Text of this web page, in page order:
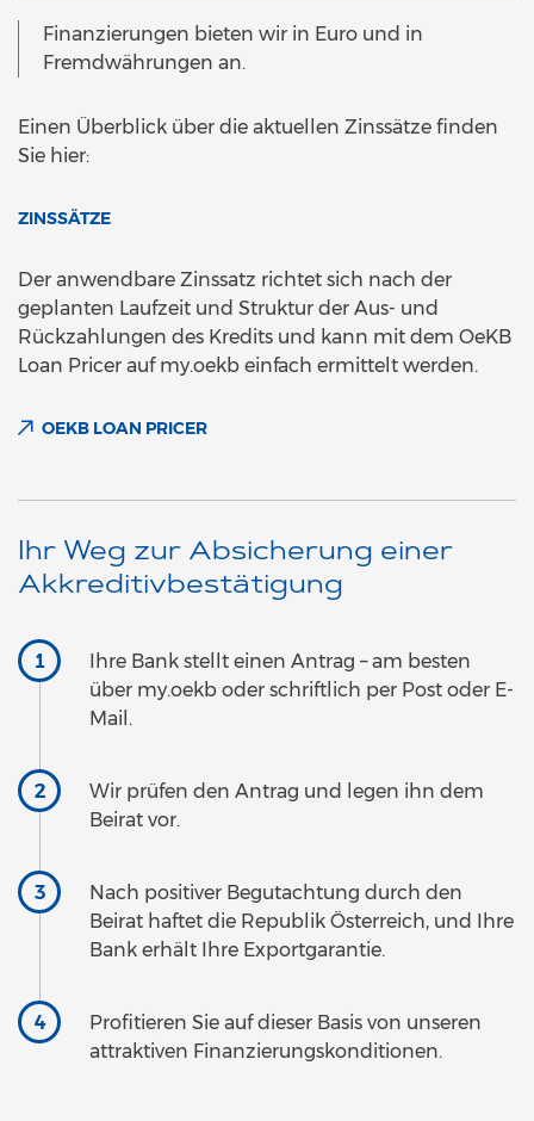
Finanzierungen bieten wir in Euro und in
Fremdwährungen an.
Einen Überblick über die aktuellen Zinssätze finden
Sie hier:
ZINSSÄTZE
Der anwendbare Zinssatz richtet sich nach der
geplanten Laufzeit und Struktur der Aus- und
Rückzahlungen des Kredits und kann mit dem OeKB
Loan Pricer auf my.oekb einfach ermittelt werden.
OEKB LOAN PRICER
Ihr Weg zur Absicherung einer
Akkreditivbestätigung
Ihre Bank stellt einen Antrag – am besten
über my.oekb oder schriftlich per Post oder E-
Mail.
Wir prüfen den Antrag und legen ihn dem
Beirat vor.
Nach positiver Begutachtung durch den
Beirat haftet die Republik Österreich, und Ihre
Bank erhält Ihre Exportgarantie.
Profitieren Sie auf dieser Basis von unseren
attraktiven Finanzierungskonditionen.